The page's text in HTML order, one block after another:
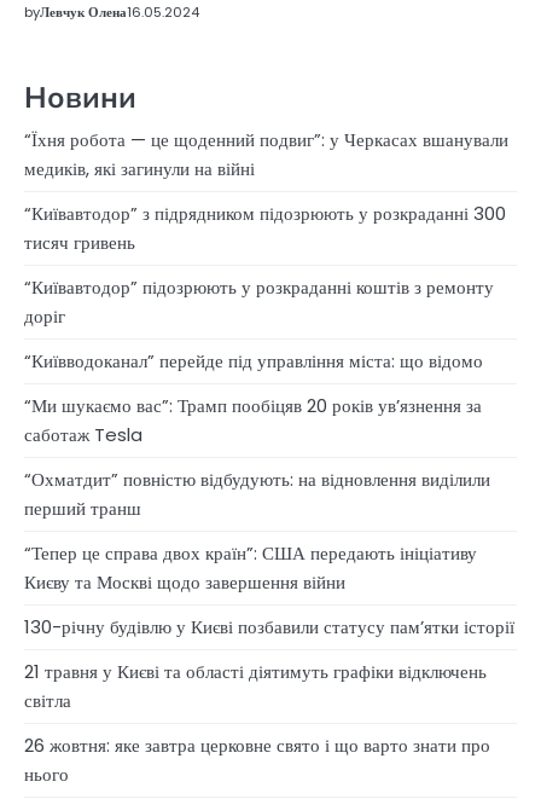
byЛевчук Олена16.05.2024
Новини
“Їхня робота — це щоденний подвиг”: у Черкасах вшанували
медиків, які загинули на війні
“Київавтодор” з підрядником підозрюють у розкраданні 300
тисяч гривень
“Київавтодор” підозрюють у розкраданні коштів з ремонту
доріг
“Київводоканал” перейде під управління міста: що відомо
“Ми шукаємо вас”: Трамп пообіцяв 20 років ув’язнення за
саботаж Tesla
“Охматдит” повністю відбудують: на відновлення виділили
перший транш
“Тепер це справа двох країн”: США передають ініціативу
Києву та Москві щодо завершення війни
130-річну будівлю у Києві позбавили статусу памʼятки історії
21 травня у Києві та області діятимуть графіки відключень
світла
26 жовтня: яке завтра церковне свято і що варто знати про
нього